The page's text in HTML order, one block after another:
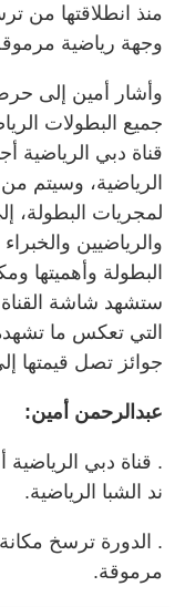
منذ انطلاقتها من
وجهة رياضية
وأشار أمين إلى
جميع البطولات
قناة دبي الرياضية
الرياضية، وسيتم من
لمجريات البطولة،
والرياضيين
البطولة وأهميتها
ستشهد شاشة
التي تعكس ما
جوائز تصل قيمتها إلى 4.5 ملايين
عبدالرحمن أمين:
. قناة دبي
ند الشبا الرياضية.
. الدورة ترسخ مكانة
مرموقة.